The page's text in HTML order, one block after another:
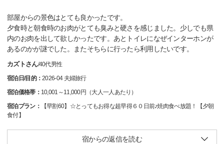
部屋からの景色はとても良かったです。
夕食時と朝食時のお肉がとても臭みと硬さを感じました。少しでも県
内のお肉を出して欲しかったです。あとトイレになぜインターホンが
あるのかが謎でした。またそちらに行ったら利用したいです。
カズトさん/40代男性
宿泊日/目的：2026-04 夫婦旅行
宿泊価格帯： 10,001～11,000円（大人一人あたり）
宿泊プラン：
【早割60】☆とってもお得な超早得６０日前♪焼肉食べ放題！【夕朝
食付】
宿からの返信を読む